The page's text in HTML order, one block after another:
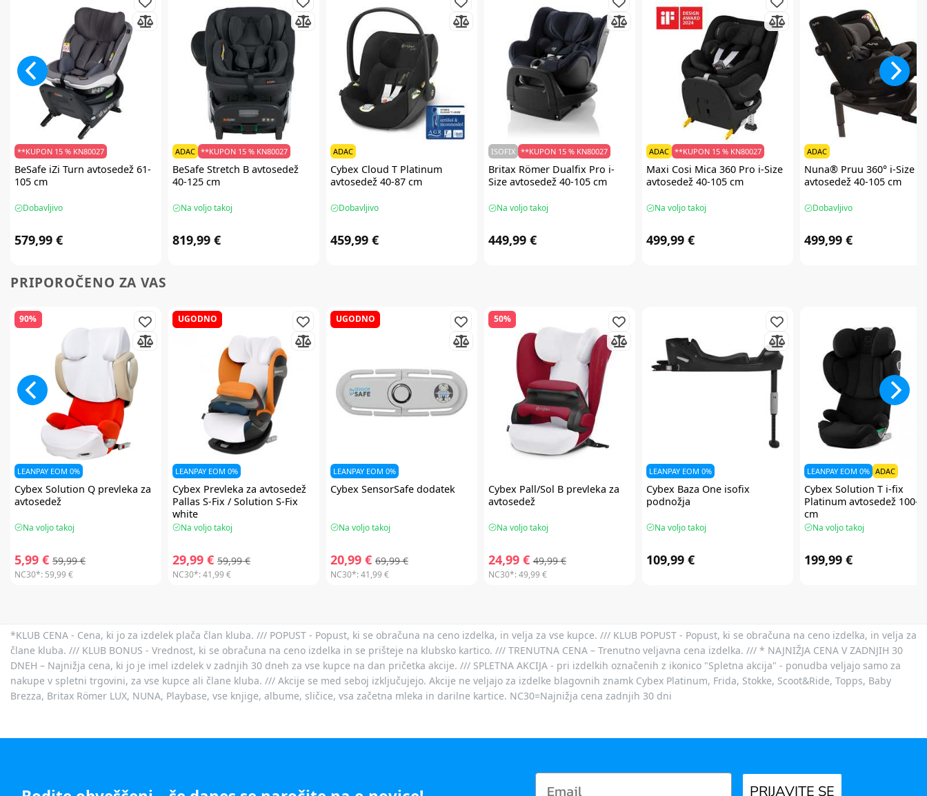
**KUPON 15 % KN80027
BeSafeiZi Turn avtosedež 61-
105 cm
Dobavljivo
579,99 €
**KUPON 15 % KN80027
ADAC
BeSafe Stretch B avtosedež
40-125 cm
Na voljo takoj
819,99 €
ADAC
Cybex Cloud T Platinum
avtosedež 40-87 cm
Dobavljivo
459,99 €
**KUPON 15 % KN80027
ISOFIX
Britax Römer Dualfix Pro i-
Size avtosedež 40-105 cm
Na voljo takoj
449,99 €
**KUPON 15 % KN80027
ADAC
Maxi Cosi Mica 360 Pro i-Size
avtosedež 40-105 cm
Na voljo takoj
499,99 €
ADAC
Nuna® Pruu 360° i-Size
avtosedež 40-105 cm
Dobavljivo
499,99 €
PRIPOROČENO ZA VAS
90%
LEANPAY EOM 0%
Cybex Solution Q prevleka za
avtosedež
Na voljo takoj
5,99 € 59,99 €
NC30*: 59,99 €
UGODNO
LEANPAY EOM 0%
Cybex Prevleka za avtosedež
Pallas S-Fix / Solution S-Fix
white
Na voljo takoj
29,99 € 59,99 €
NC30*:41,99 €
UGODNO
LEANPAY EOM 0%
Cybex SensorSafe dodatek
Na voljo takoj
20,99 € 69,99 €
NC30*:41,99 €
50%
Cybex Pall/Sol B prevleka za
avtosedež
Na voljo takoj
24,99 € 49,99 €
NC30*:49,99 €
LEANPAY EOM 0%
Cybex Baza One isofix
podnožja
Na voljo takoj
109,99 €
LEANPAY EOM 0% ADAC
Cybex Solution T i-fix
Platinum avtosedež 100-
cm
Na voljo takoj
199,99 €
*KLUB CENA - Cena, ki jo za izdelek plača član kluba. /// POPUST - Popust, ki se obračuna na ceno izdelka, in velja za vse kupce. /// KLUB POPUST - Popust, ki se obračuna na ceno izdelka, in velja za
člane kluba. /// KLUB BONUS - Vrednost, ki se obračuna na ceno izdelka in se prišteje na klubsko kartico. /// TRENUTNA CENA – Trenutno veljavna cena izdelka. /// * NAJNIŽJA CENA V ZADNJIH 30
DNEH – Najnižja cena, ki jo je imel izdelek v zadnjih 30 dneh za vse kupce na dan pričetka akcije. /// SPLETNA AKCIJA - pri izdelkih označenih z ikonico "Spletna akcija" - ponudba veljajo samo za
nakupe v spletni trgovini, za vse kupce ali člane kluba. /// Akcije se med seboj izključujejo. Akcije ne veljajo za izdelke blagovnih znamk Cybex Platinum, Frida, Stokke, Scoot&Ride, Topps, Baby
Brezza, Britax Römer LUX, NUNA, Playbase, vse knjige, albume, sličice, vsa začetna mleka in darilne kartice. NC30=Najnižja cena zadnjih 30 dni
PRIJAVITE SE